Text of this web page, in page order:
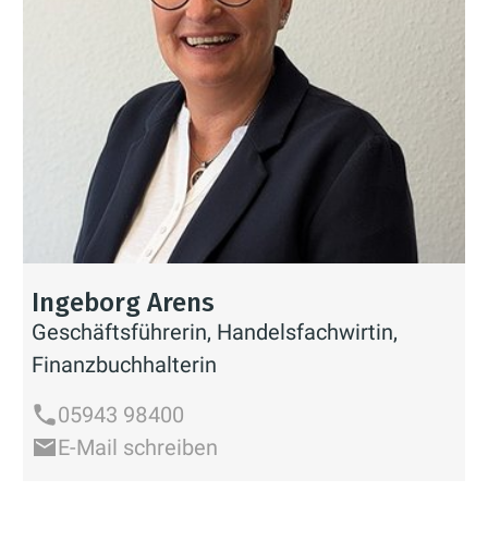
Ingeborg Arens
Geschäftsführerin, Handelsfachwirtin,
Finanzbuchhalterin
05943 98400
E-Mail schreiben